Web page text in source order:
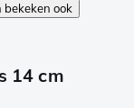
bekeken ook
14 cm